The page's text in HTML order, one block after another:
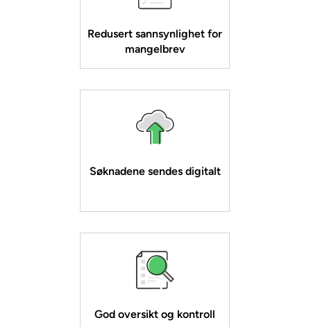
Redusert sannsynlighet for
mangelbrev
Søknadene sendes digitalt
God oversikt og kontroll